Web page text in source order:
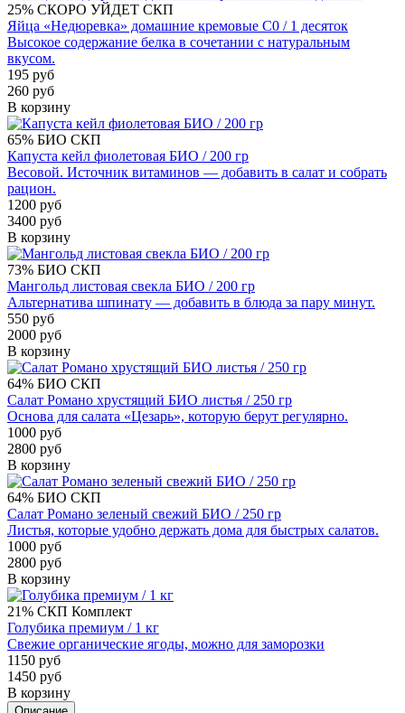
25% СКОРО УЙДЕТ СКП
Яйца «Недюревка» домашние кремовые С0 / 1 десяток
Высокое содержание белка в сочетании с натуральным
вкусом.
195 руб
260 руб
В корзину
65% БИО СКП
Капуста кейл фиолетовая БИО / 200 гр
Весовой. Источник витаминов — добавить в салат и собрать
рацион.
1200 руб
3400 руб
В корзину
73% БИО СКП
Мангольд листовая свекла БИО / 200 гр
Альтернатива шпинату — добавить в блюда за пару минут.
550 руб
2000 руб
В корзину
64% БИО СКП
Салат Романо хрустящий БИО листья / 250 гр
Основа для салата «Цезарь», которую берут регулярно.
1000 руб
2800 руб
В корзину
64% БИО СКП
Салат Романо зеленый свежий БИО / 250 гр
Листья, которые удобно держать дома для быстрых салатов.
1000 руб
2800 руб
В корзину
21% СКП Комплект
Голубика премиум / 1 кг
Свежие органические ягоды, можно для заморозки
1150 руб
1450 руб
В корзину